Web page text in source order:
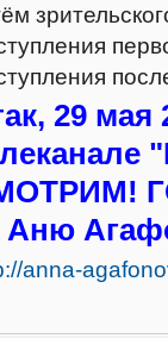
29 мая
Аню
anna-